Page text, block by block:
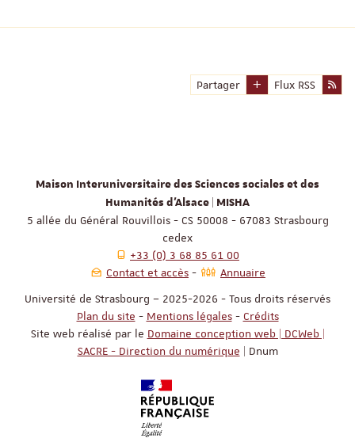
Partager Flux RSS
Maison Interuniversitaire des Sciences sociales et des
Humanités d'Alsace | MISHA
5 allée du Général Rouvillois - CS 50008 - 67083 Strasbourg
cedex
+33 (0) 3 68 85 61 00
Contact et accès
Annuaire
Université de Strasbourg – 2025-2026 - Tous droits réservés
Plan du site - Mentions légales- Crédits
Site web réalisé par le Domaine conception web | DCWeb |
SACRE - Direction du numérique | Dnum